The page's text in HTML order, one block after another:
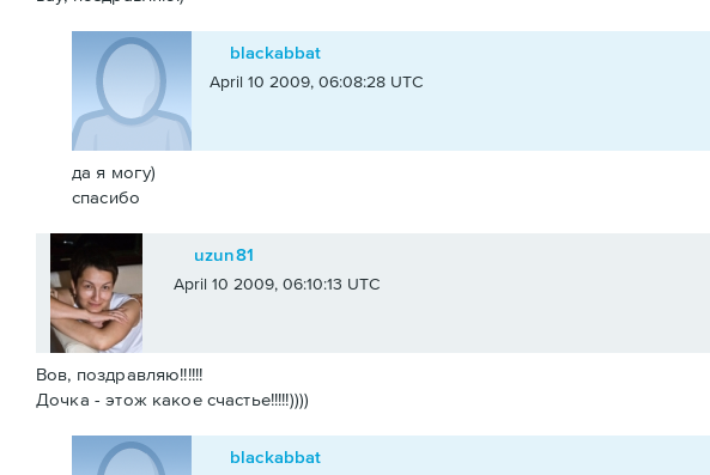
blackabbat
April 10 2009, 06:08:28 UTC
да я могу)
спасибо
uzun81
April 10 2009, 06:10:13 UTC
Вов, поздравляю!!!!!!
Дочка - этож какое счастье!!!!!))))
blackabbat